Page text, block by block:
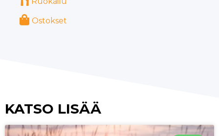
Ostokset
KATSO LISÄÄ